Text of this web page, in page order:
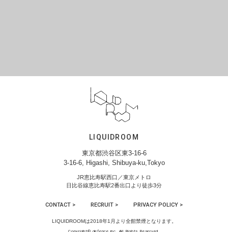
LIQUIDROOM
東京都渋谷区東3-16-6
3-16-6, Higashi, Shibuya-ku,Tokyo
JR恵比寿駅西口／東京メトロ
日比谷線恵比寿駅2番出口より徒歩3分
CONTACT > RECRUIT > PRIVACY POLICY >
LIQUIDROOMは2018年1月より全館禁煙となります。